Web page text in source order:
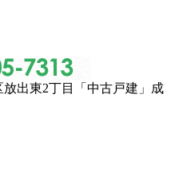
放出東2丁目「中古戸建」成